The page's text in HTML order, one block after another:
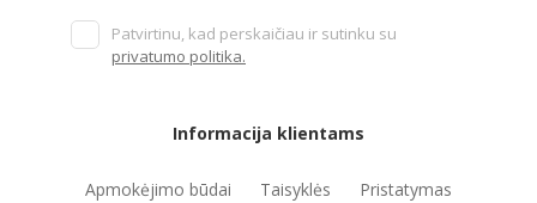
Patvirtinu, kad perskaičiau ir sutinku su
privatumo politika.
Informacija klientams
Apmokėjimo būdai Taisyklės
Pristatymas